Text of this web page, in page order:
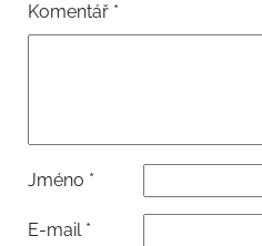
Komentář *
Jméno *
E-mail *